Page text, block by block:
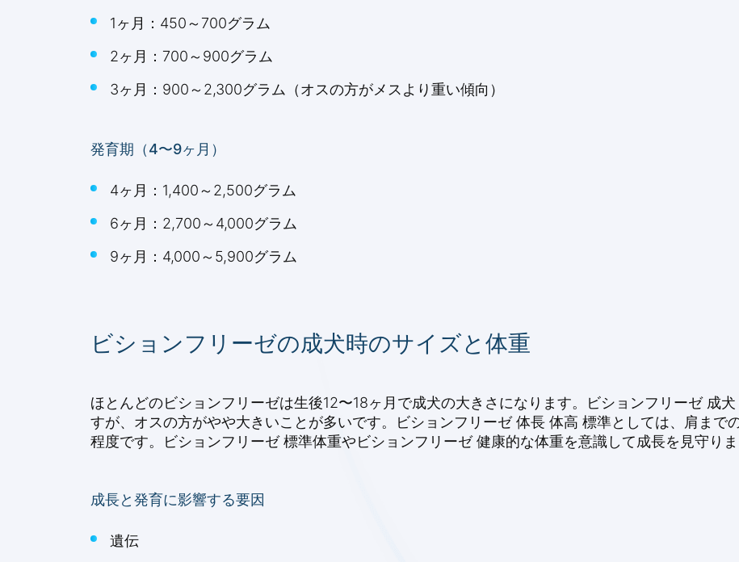
1ヶ月：450～700グラム
2ヶ月：700～900グラム
3ヶ月：900～2,300グラム（オスの方がメスより重い傾向）
発育期（4〜9ヶ月）
4ヶ月：1,400～2,500グラム
6ヶ月：2,700～4,000グラム
9ヶ月：4,000～5,900グラム
ビションフリーゼの成犬時のサイズと体重
ほとんどのビションフリーゼは生後12〜18ヶ月で成犬の大きさになります。ビションフリーゼ 成
すが、オスの方がやや大きいことが多いです。ビションフリーゼ 体長 体高 標準としては、肩まで
程度です。ビションフリーゼ 標準体重やビションフリーゼ 健康的な体重を意識して成長を見守りま
成長と発育に影響する要因
遺伝